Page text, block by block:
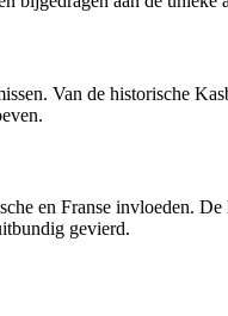
Van de historische
en Franse invloeden.
gevierd.